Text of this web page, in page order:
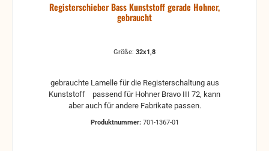
gehen auf Kosten des Käufers. bei defekten Artikel
kann die Funktion nicht mehr gewährleistet werden
Registerschieber Bass Kunststoff gerade Hohner,
gebraucht
Größe: 32x1,8
gebrauchte Lamelle für die Registerschaltung aus
Kunststoff passend für Hohner Bravo III 72, kann
aber auch für andere Fabrikate passen.
Produktnummer: 701-1367-01